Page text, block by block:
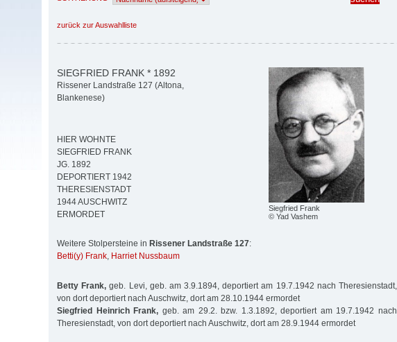
zurück zur Auswahlliste
Siegfried Frank
© Yad Vashem
SIEGFRIED FRANK * 1892
Rissener Landstraße 127 (Altona,
Blankenese)
HIER WOHNTE
SIEGFRIED FRANK
JG. 1892
DEPORTIERT 1942
THERESIENSTADT
1944 AUSCHWITZ
ERMORDET
Weitere Stolpersteine in Rissener Landstraße 127:
Betti(y) Frank, Harriet Nussbaum
Betty Frank, geb. Levi, geb. am 3.9.1894, deportiert am 19.7.1942 nach Theresienstadt,
von dort deportiert nach Auschwitz, dort am 28.10.1944 ermordet
Siegfried Heinrich Frank, geb. am 29.2. bzw. 1.3.1892, deportiert am 19.7.1942 nach
Theresienstadt, von dort deportiert nach Auschwitz, dort am 28.9.1944 ermordet